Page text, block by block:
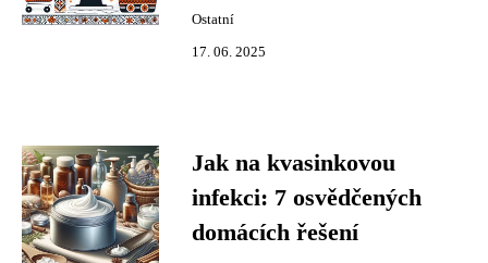
Ostatní
17. 06. 2025
Jak na kvasinkovou
infekci: 7 osvědčených
domácích řešení